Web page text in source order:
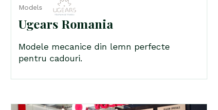
Models
Ugears Romania
Modele mecanice din lemn perfecte
pentru cadouri.